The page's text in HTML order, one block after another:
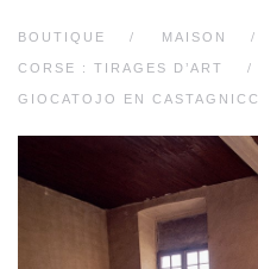
BOUTIQUE MAISON
CORSE : TIRAGES D’ART
GIOCATOJO EN